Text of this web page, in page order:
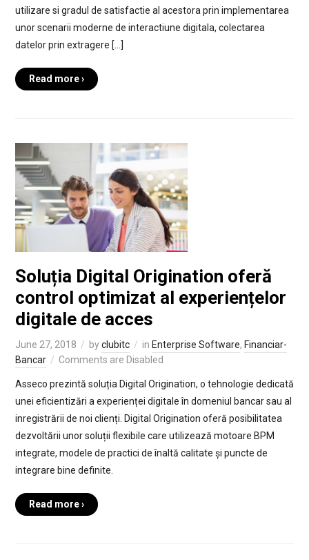
utilizare si gradul de satisfactie al acestora prin implementarea
unor scenarii moderne de interactiune digitala, colectarea
datelor prin extragere […]
Read more ›
Soluția Digital Origination oferă
control optimizat al experiențelor
digitale de acces
June 27, 2018 byclubitc in Enterprise Software, Financiar-
Bancar
Comments are Disabled
Asseco prezintă soluția Digital Origination, o tehnologie dedicată
unei eficientizări a experienței digitale în domeniul bancar sau al
inregistrării de noi clienți. Digital Origination oferă posibilitatea
dezvoltării unor soluții flexibile care utilizează motoare BPM
integrate, modele de practici de înaltă calitate și puncte de
integrare bine definite.
Read more ›